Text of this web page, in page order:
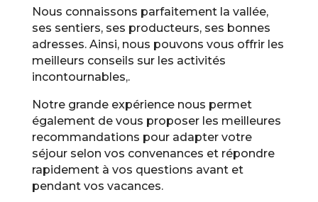
Nous connaissons parfaitement la vallée,
ses sentiers, ses producteurs, ses bonnes
adresses. Ainsi, nous pouvons vous offrir les
meilleurs conseils sur les activités
incontournables,.
Notre grande expérience nous permet
également de vous proposer les meilleures
recommandations pour adapter votre
séjour selon vos convenances et répondre
rapidement à vos questions avant et
pendant vos vacances.